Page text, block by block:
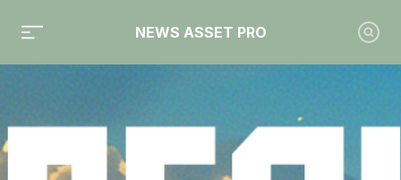
NEWS ASSET PRO
Toute l'actualité sur le tag "Hyperion Capital"